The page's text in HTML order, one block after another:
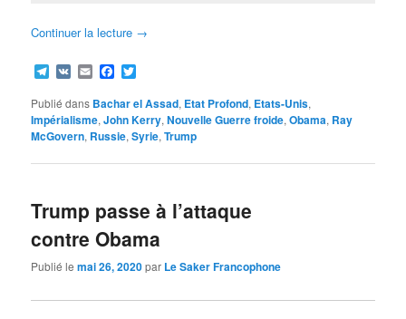
Continuer la lecture →
Telegram
VK EmailFacebook
Publié dans Bachar el Assad, Etat Profond, Etats-Unis,
Impérialisme,John Kerry,Nouvelle Guerre froide,Obama, Ray
McGovern, Russie,Syrie,Trump
Trump passe à l’attaque
contre Obama
Publié lemai 26, 2020par Le Saker Francophone